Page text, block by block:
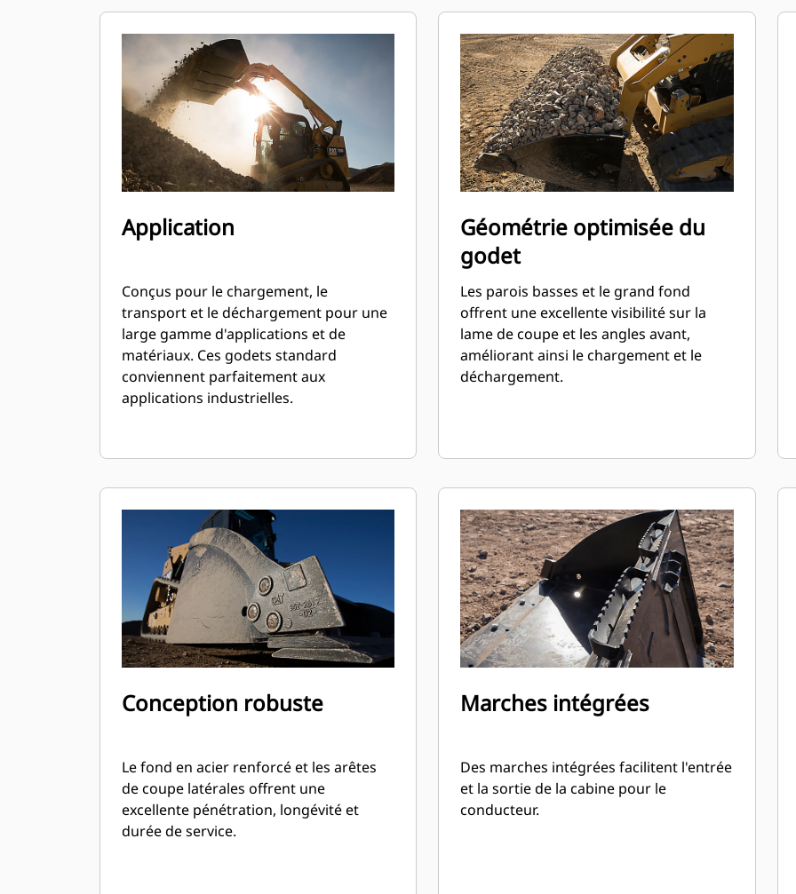
Application
Conçus pour le chargement, le
transport et le déchargement pour une
large gamme d'applications et de
matériaux. Ces godets standard
conviennent parfaitement aux
applications industrielles.
Géométrie optimisée du
godet
Les parois basses et le grand fond
offrent une excellente visibilité sur la
lame de coupe et les angles avant,
améliorant ainsi le chargement et le
déchargement.
Conception robuste
Le fond en acier renforcé et les arêtes
de coupe latérales offrent une
excellente pénétration, longévité et
durée de service.
Marches intégrées
Des marches intégrées facilitent l'entrée
et la sortie de la cabine pour le
conducteur.